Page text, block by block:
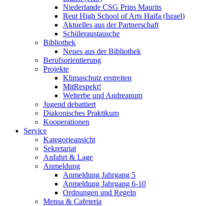
Niederlande CSG Prins Maurits
Reut High School of Arts Haifa (Israel)
Aktuelles aus der Partnerschaft
Schüleraustausche
Bibliothek
Neues aus der Bibliothek
Berufsorientierung
Projekte
Klimaschutz erstreiten
MitRespekt!
Welterbe und Andreanum
Jugend debattiert
Diakonisches Praktikum
Kooperationen
Service
Kategorieansicht
Sekretariat
Anfahrt & Lage
Anmeldung
Anmeldung Jahrgang 5
Anmeldung Jahrgang 6-10
Ordnungen und Regeln
Mensa & Cafeteria